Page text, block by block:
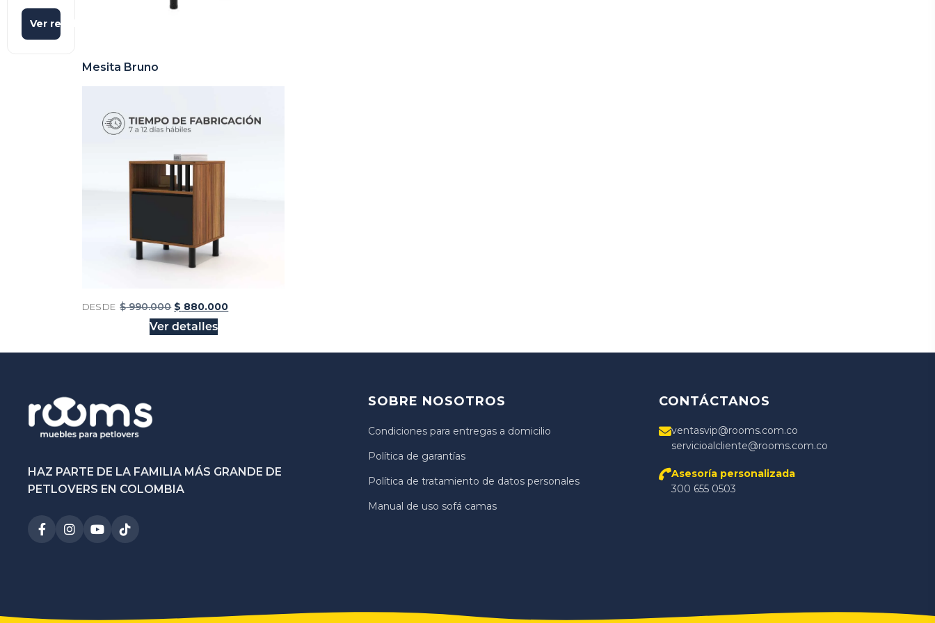
Ver resultados
Mesita Bruno
DESDE $990.000 $ 880.000
Ver detalles
HAZ PARTE DE LA FAMILIA MÁS GRANDE DE
PETLOVERS EN COLOMBIA
SOBRE NOSOTROS
Condiciones para entregas a domicilio
Política de garantías
Política de tratamiento de datos personales
Manual de uso sofá camas
CONTÁCTANOS
ventasvip@rooms.com.co
servicioalcliente@rooms.com.co
Asesoría personalizada
300 655 0503